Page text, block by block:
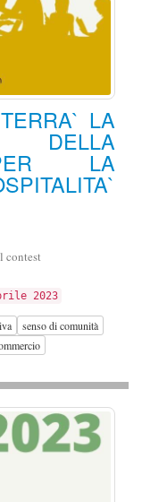
LA
PER LA
contest
2023
senso di comunità